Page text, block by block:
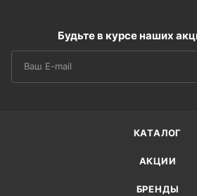
Будьте в курсе наших
КАТАЛОГ
АКЦИИ
БРЕНДЫ